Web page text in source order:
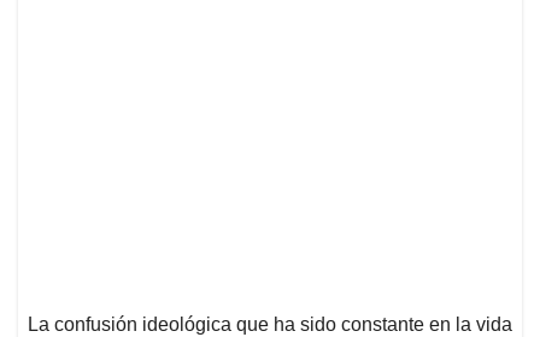
La confusión ideológica que ha sido constante en la vida